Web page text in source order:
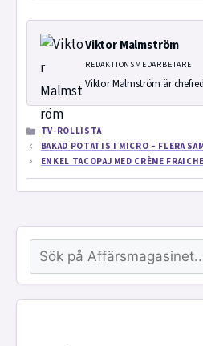
Viktor Malmström
REDAKTIONSMEDARBETARE
Viktor Malmström är
KATEGORIER
TV-ROLLISTA
BAKAD POTATIS I MICRO – FLERA
ENKEL TACOPAJ MED CRÈME
Sök